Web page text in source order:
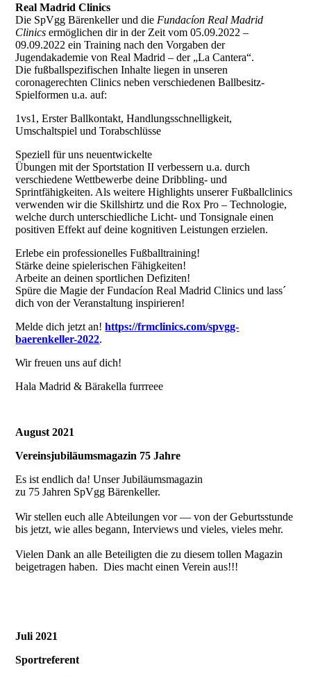
Real Madrid Clinics
Die SpVgg Bärenkeller und die Fundacíon Real Madrid
Clinics ermöglichen dir in der Zeit vom 05.09.2022 –
09.09.2022 ein Training nach den Vorgaben der
Jugendakademie von Real Madrid – der „La Cantera“.
Die fußballspezifischen Inhalte liegen in unseren
coronagerechten Clinics neben verschiedenen Ballbesitz-
Spielformen u.a. auf:
1vs1, Erster Ballkontakt, Handlungsschnelligkeit,
Umschaltspiel und Torabschlüsse
Speziell für uns neuentwickelte
Übungen mit der Sportstation II verbessern u.a. durch
verschiedene Wettbewerbe deine Dribbling- und
Sprintfähigkeiten. Als weitere Highlights unserer Fußballclinics
verwenden wir die Skillshirtz und die Rox Pro – Technologie,
welche durch unterschiedliche Licht- und Tonsignale einen
positiven Effekt auf deine kognitiven Leistungen erzielen.
Erlebe ein professionelles Fußballtraining!
Stärke deine spielerischen Fähigkeiten!
Arbeite an deinen sportlichen Defiziten!
Spüre die Magie der Fundacíon Real Madrid Clinics und lass´
dich von der Veranstaltung inspirieren!
Melde dich jetzt an!https://frmclinics.com/spvgg-
baerenkeller-2022.
Wir freuen uns auf dich!
Hala Madrid & Bärakella furrreee
August 2021
Vereinsjubiläumsmagazin 75 Jahre
Es ist endlich da! Unser Jubiläumsmagazin
zu 75 Jahren SpVgg Bärenkeller.
Wir stellen euch alle Abteilungen vor — von der Geburtsstunde
bis jetzt, wie alles begann, Interviews und vieles, vieles mehr.
Vielen Dank an alle Beteiligten die zu diesem tollen Magazin
beigetragen haben. Dies macht einen Verein aus!!!
Juli 2021
Sportreferent